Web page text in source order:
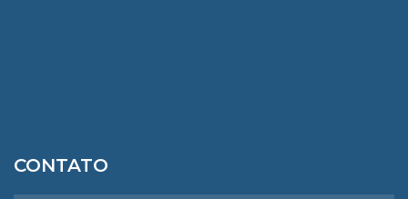
CONTATO